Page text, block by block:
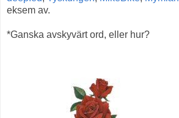
eksem av.
*Ganska avskyvärt ord, eller hur?